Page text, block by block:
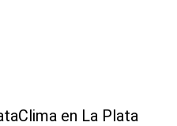
Clima en La Plata